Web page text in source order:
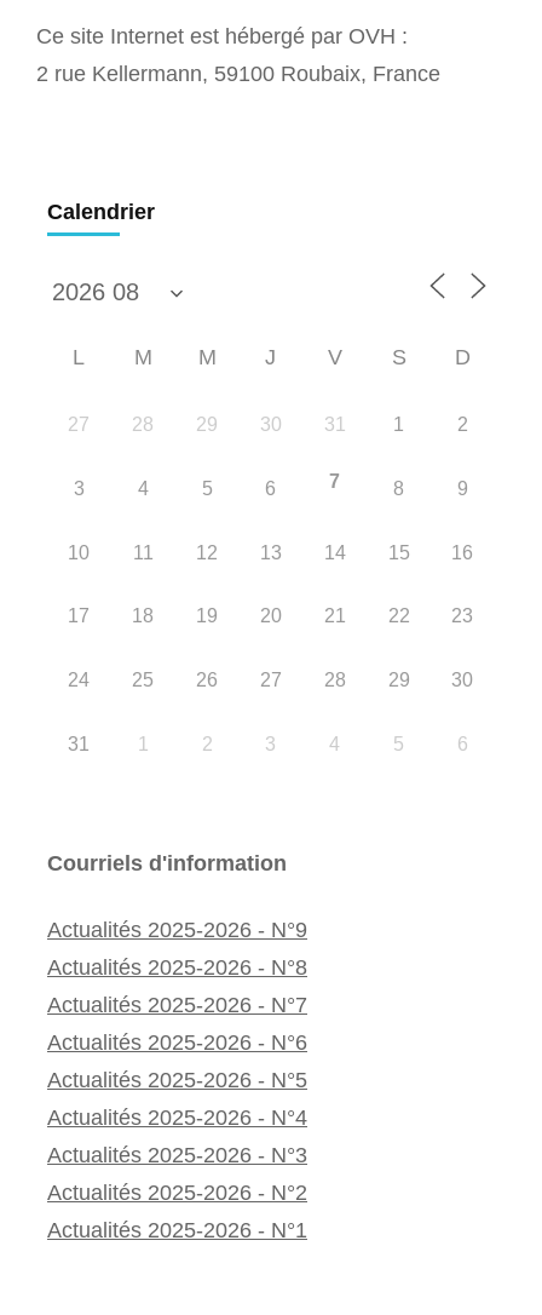
Ce site Internet est hébergé par OVH :
2 rue Kellermann, 59100 Roubaix, France
Calendrier
L M M J V S D
27 28 29 30 31 1 2
3 4 5 6 7 8 9
10 11 12 13 14 15 16
17 18 19 20 21 22 23
24 25 26 27 28 29 30
31 1 2 3 4 5 6
Courriels d'information
Actualités 2025-2026 - N°9
Actualités 2025-2026 - N°8
Actualités 2025-2026 - N°7
Actualités 2025-2026 - N°6
Actualités 2025-2026 - N°5
Actualités 2025-2026 - N°4
Actualités 2025-2026 - N°3
Actualités 2025-2026 - N°2
Actualités 2025-2026 - N°1